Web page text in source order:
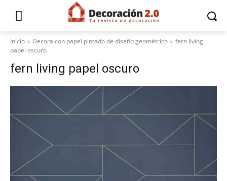
Inicio Decora con papel pintado de diseño geométrico
fern living
papel oscuro
fern living papel oscuro